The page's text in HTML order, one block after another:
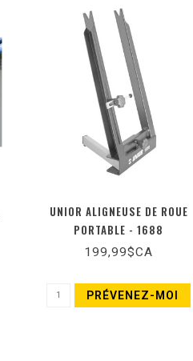
UNIOR ALIGNEUSE DE ROUE
PORTABLE - 1688
199,99$CA
PRÉVENEZ-MOI